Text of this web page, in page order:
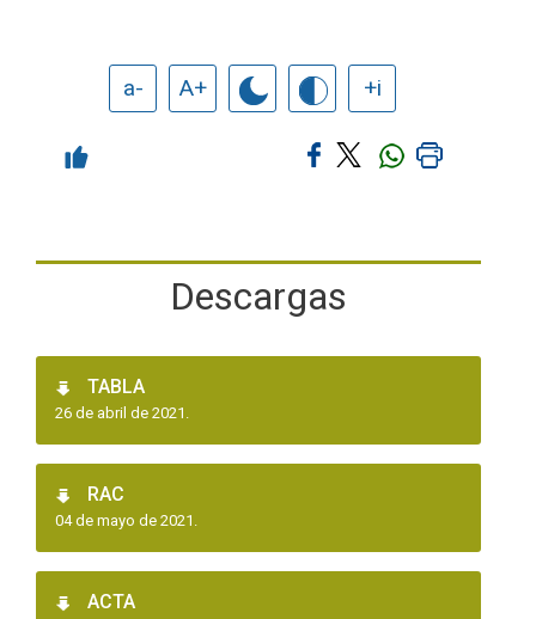
a- A+ +i
Descargas
TABLA
26 de abril de 2021.
RAC
04 de mayo de 2021.
ACTA